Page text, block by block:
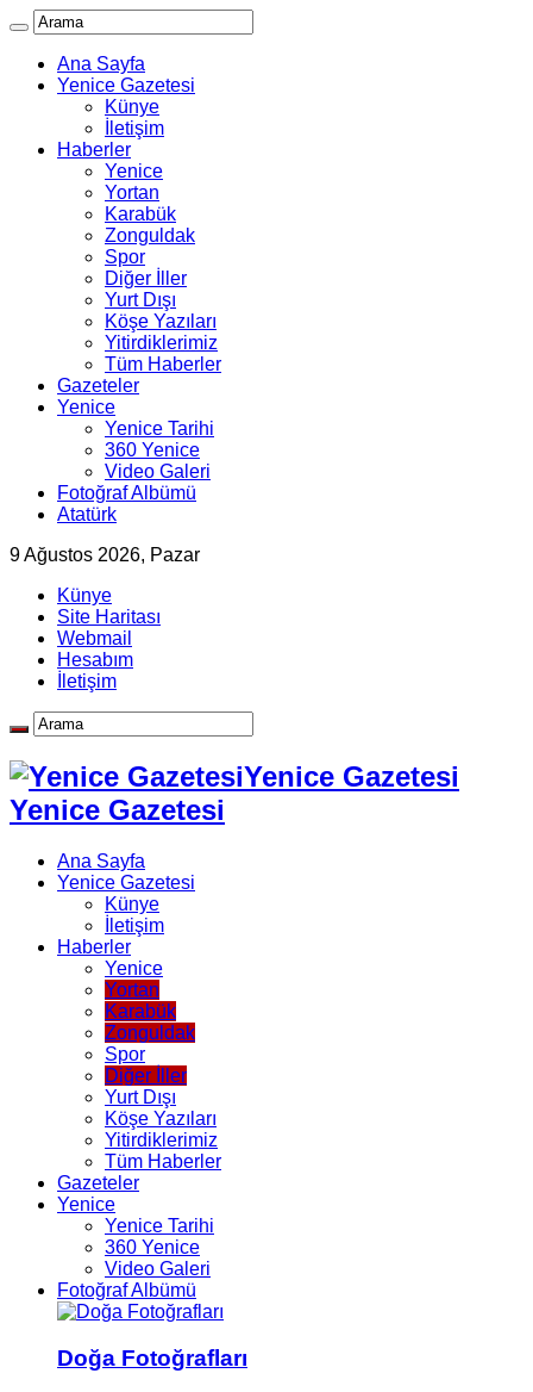
Ana Sayfa
Yenice Gazetesi
Künye
İletişim
Haberler
Yenice
Yortan
Karabük
Zonguldak
Spor
Diğer İller
Yurt Dışı
Köşe Yazıları
Yitirdiklerimiz
Tüm Haberler
Gazeteler
Yenice
Yenice Tarihi
360 Yenice
Video Galeri
Fotoğraf Albümü
Atatürk
9 Ağustos 2026, Pazar
Künye
Site Haritası
Webmail
Hesabım
İletişim
Yenice Gazetesi
Yenice Gazetesi
Ana Sayfa
Yenice Gazetesi
Künye
İletişim
Haberler
Yenice
Yortan
Karabük
Zonguldak
Spor
Diğer İller
Yurt Dışı
Köşe Yazıları
Yitirdiklerimiz
Tüm Haberler
Gazeteler
Yenice
Yenice Tarihi
360 Yenice
Video Galeri
Fotoğraf Albümü
Doğa Fotoğrafları